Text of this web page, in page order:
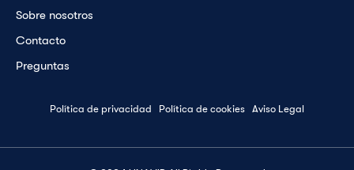
Sobre nosotros
Contacto
Preguntas
Política de privacidad Política de cookies Aviso Legal